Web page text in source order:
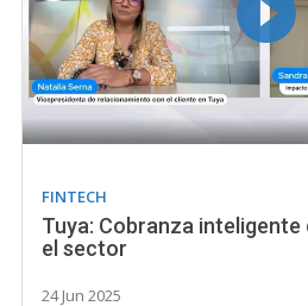
FINTECH
Tuya: Cobranza
el sector
24 Jun 2025